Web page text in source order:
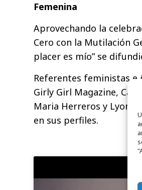
Femenina
Aprovechando la
Cero con la Mutilación
placer es mío” se
Referentes feministas e
Girly Girl Magazine,
Maria Herreros y Lyona
en sus perfiles.